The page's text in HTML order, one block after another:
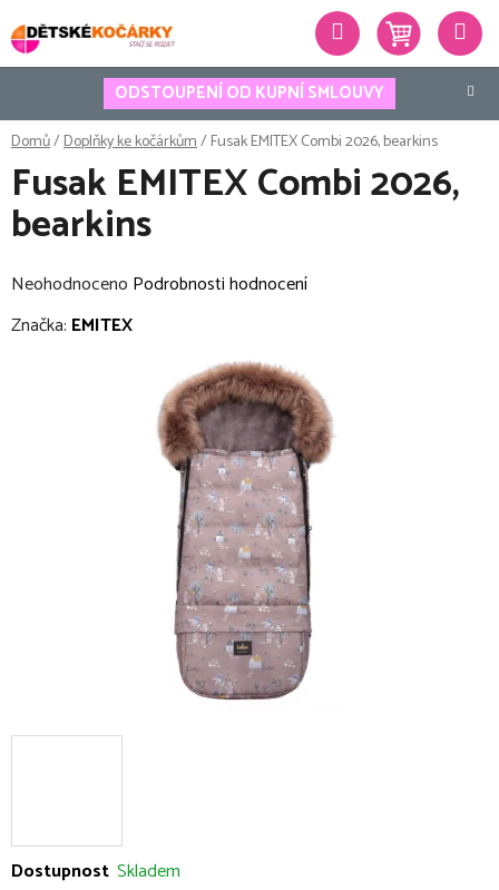
na
obsah
ODSTOUPENÍ OD KUPNÍ SMLOUVY
Hledat
Domů/Doplňky ke kočárkům/Fusak EMITEX Combi 2026, bearkins
Dostupnost Skladem
Fusak EMITEX Combi 2026,
bearkins
Průměrné
hodnocení
Neohodnoceno Podrobnosti hodnocení
Značka: EMITEX